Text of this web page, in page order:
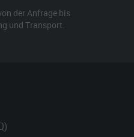
der Anfrage bis
und Transport.